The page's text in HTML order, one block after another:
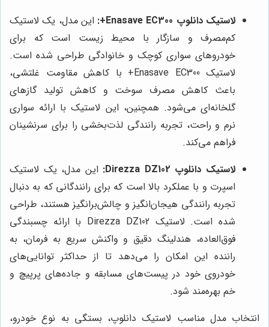
لاستیک دانلوپ Enasave EC300+:
این مدل، یک لاستیک
کم‌مصرف و سازگار با محیط زیست است که برای
خودروهای سواری کوچک و خانوادگی طراحی شده است.
لاستیک Enasave EC300+ با کاهش مقاومت غلتشی،
باعث کاهش مصرف سوخت و کاهش تولید گازهای
گلخانه‌ای می‌شود. همچنین، این لاستیک با ارائه سواری
نرم و راحت، تجربه رانندگی لذت‌بخشی را برای سرنشینان
فراهم می‌کند.
لاستیک دانلوپ Direzza DZ102:
این مدل، یک لاستیک
اسپرت و با عملکرد بالا است که برای رانندگانی که به دنبال
تجربه رانندگی هیجان‌انگیز و چالش‌برانگیز هستند، طراحی
شده است. لاستیک Direzza DZ102 با ارائه چسبندگی
فوق‌العاده، هندلینگ دقیق و واکنش سریع به فرمان، به
راننده این امکان را می‌دهد تا از حداکثر توانایی‌های
خودروی خود در پیست‌های مسابقه و جاده‌های پرپیچ و
خم بهره‌مند شود.
انتخاب مدل مناسب لاستیک دانلوپ، بستگی به نوع خودرو،